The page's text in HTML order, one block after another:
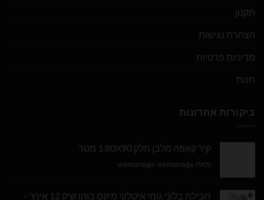
תקנון
הצהרת נגישות
מדיניות פרטיות
חנות
ביקורות אחרונות
קיר קאפה מלבן חלק 1.80X90 מטר
מאת wemanage wemanage
חבילת בלוני גומי איטלקי מיקס בוהו שיק 12 אינץ' -